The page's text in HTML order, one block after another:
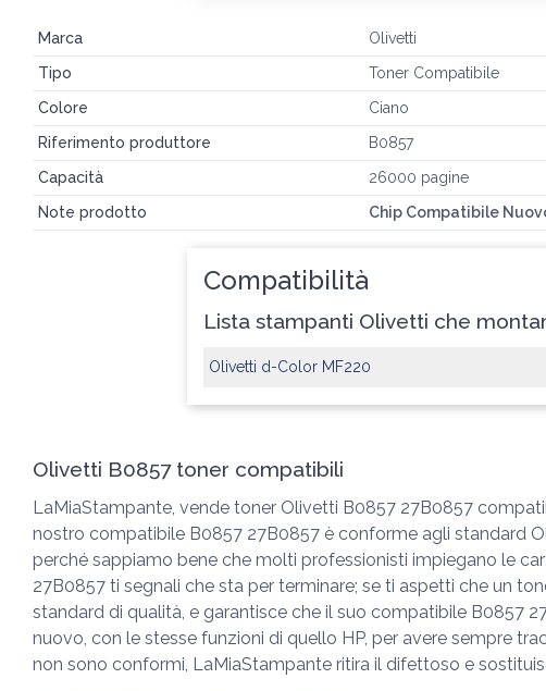
Marca
Olivetti
Tipo
Toner Compatibile
Colore
Ciano
Riferimento produttore
B0857
Capacità
26000 pagine
Note prodotto
Chip Compatibile
Compatibilità
Lista stampanti Olivetti che
Olivetti d-Color MF220
Olivetti B0857 toner compatibili
LaMiaStampante, vende toner Olivetti B0857 27B0857
nostro compatibile B0857 27B0857 è conforme agli standard
perché sappiamo bene che molti professionisti impiegano le
27B0857 ti segnali che sta per terminare; se ti aspetti che un
standard di qualità, e garantisce che il suo compatibile B0857
nuovo, con le stesse funzioni di quello HP, per avere sempre
non sono conformi, LaMiaStampante ritira il difettoso e